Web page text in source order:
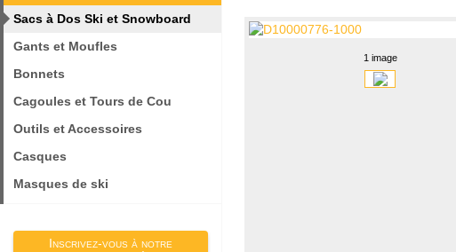
Sacs à Dos Ski et Snowboard
Gants et Moufles
Bonnets
Cagoules et Tours de Cou
Outils et Accessoires
Casques
Masques de ski
Inscrivez-vous à notre
1 image